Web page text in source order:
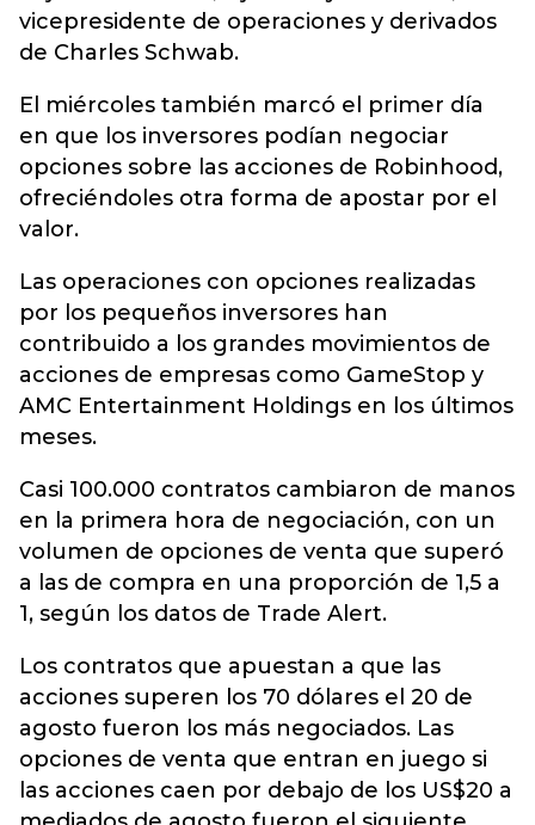
vicepresidente de operaciones y derivados
de Charles Schwab.
El miércoles también marcó el primer día
en que los inversores podían negociar
opciones sobre las acciones de Robinhood,
ofreciéndoles otra forma de apostar por el
valor.
Las operaciones con opciones realizadas
por los pequeños inversores han
contribuido a los grandes movimientos de
acciones de empresas como GameStop y
AMC Entertainment Holdings en los últimos
meses.
Casi 100.000 contratos cambiaron de manos
en la primera hora de negociación, con un
volumen de opciones de venta que superó
a las de compra en una proporción de 1,5 a
1, según los datos de Trade Alert.
Los contratos que apuestan a que las
acciones superen los 70 dólares el 20 de
agosto fueron los más negociados. Las
opciones de venta que entran en juego si
las acciones caen por debajo de los US$20 a